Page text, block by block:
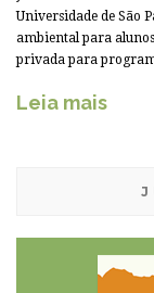
Universidade de São
ambiental para
privada para
Leia mais